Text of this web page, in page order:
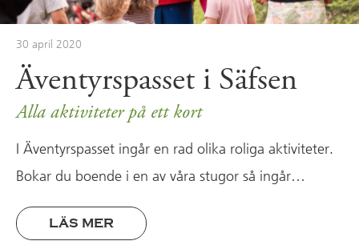
30 april 2020
Äventyrspasset i Säfsen
Alla aktiviteter på ett kort
I Äventyrspasset ingår en rad olika roliga aktiviteter.
Bokar du boende i en av våra stugor så ingår…
LÄS MER